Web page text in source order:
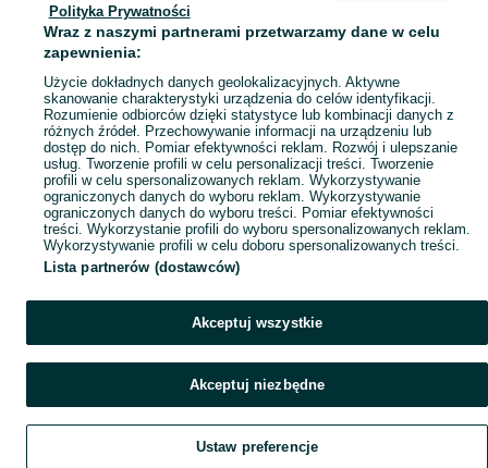
Polityka Prywatności
Wraz z naszymi partnerami przetwarzamy dane w celu
zapewnienia:
Użycie dokładnych danych geolokalizacyjnych. Aktywne
skanowanie charakterystyki urządzenia do celów identyfikacji.
Rozumienie odbiorców dzięki statystyce lub kombinacji danych z
różnych źródeł. Przechowywanie informacji na urządzeniu lub
dostęp do nich. Pomiar efektywności reklam. Rozwój i ulepszanie
usług. Tworzenie profili w celu personalizacji treści. Tworzenie
profili w celu spersonalizowanych reklam. Wykorzystywanie
ograniczonych danych do wyboru reklam. Wykorzystywanie
ograniczonych danych do wyboru treści. Pomiar efektywności
treści. Wykorzystanie profili do wyboru spersonalizowanych reklam.
Wykorzystywanie profili w celu doboru spersonalizowanych treści.
Lista partnerów (dostawców)
Akceptuj wszystkie
Akceptuj niezbędne
Ustaw preferencje